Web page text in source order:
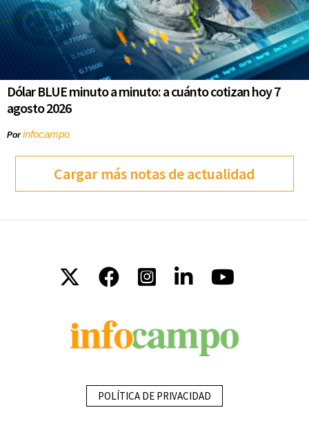
Dólar BLUE minuto a minuto: a cuánto cotizan hoy 7
agosto 2026
Porinfocampo
Cargar más notas de actualidad
POLÍTICA DE PRIVACIDAD